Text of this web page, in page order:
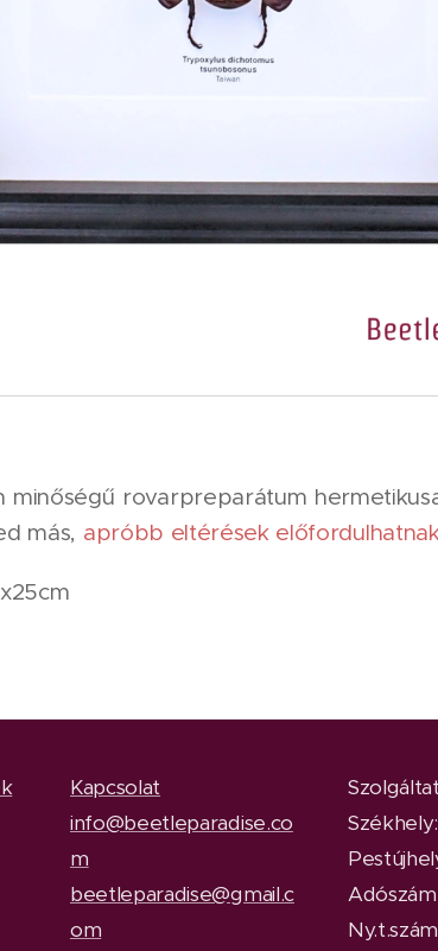
minőségű rovarpreparátum
más, apróbb eltérések
Kapcsolat
info@beetleparadise.co
m
beetleparadise@gmail.c
om